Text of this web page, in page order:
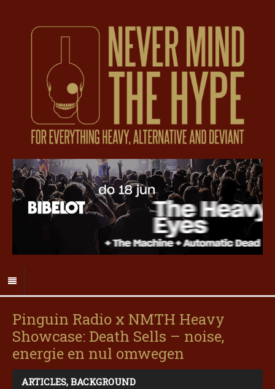
Pinguin Radio x NMTH Heavy
Showcase: Death Sells – noise,
energie en nul omwegen
ARTICLES, BACKGROUND